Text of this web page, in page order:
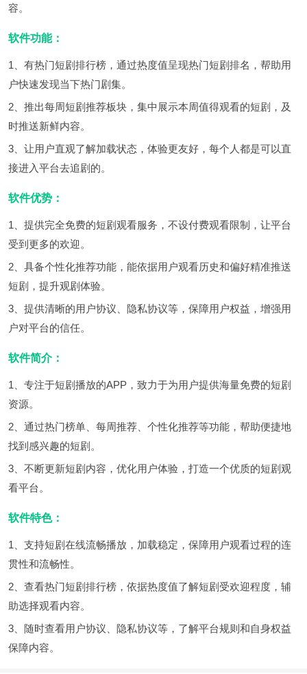
容。
软件功能：
1、有热门短剧排行榜，通过热度值呈现热门短剧排名，帮助用
户快速发现当下热门剧集。
2、推出每周短剧推荐板块，集中展示本周值得观看的短剧，及
时推送新鲜内容。
3、让用户直观了解加载状态，体验更友好，每个人都是可以直
接进入平台去追剧的。
软件优势：
1、提供完全免费的短剧观看服务，不设付费观看限制，让平台
受到更多的欢迎。
2、具备个性化推荐功能，能依据用户观看历史和偏好精准推送
短剧，提升观剧体验。
3、提供清晰的用户协议、隐私协议等，保障用户权益，增强用
户对平台的信任。
软件简介：
1、专注于短剧播放的APP，致力于为用户提供海量免费的短剧
资源。
2、通过热门榜单、每周推荐、个性化推荐等功能，帮助便捷地
找到感兴趣的短剧。
3、不断更新短剧内容，优化用户体验，打造一个优质的短剧观
看平台。
软件特色：
1、支持短剧在线流畅播放，加载稳定，保障用户观看过程的连
贯性和流畅性。
2、查看热门短剧排行榜，依据热度值了解短剧受欢迎程度，辅
助选择观看内容。
3、随时查看用户协议、隐私协议等，了解平台规则和自身权益
保障内容。